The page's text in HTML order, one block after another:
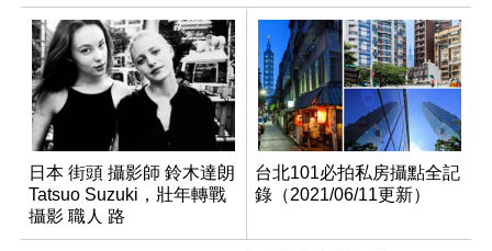
日本 街頭 攝影師 鈴木達朗
Tatsuo Suzuki，壯年轉戰
攝影 職人 路
台北101必拍私房攝點全記
錄（2021/06/11更新）